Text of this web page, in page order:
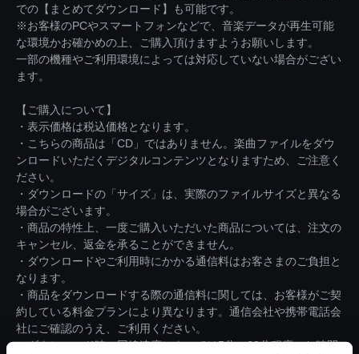
での【まとめてダウンロード】も可能です。
※お客様のPCやスマートフォンなどで、音楽データが再生可能
な環境かお確かめの上、ご購入頂けますようお願いします。
一部の機種やご利用環境によっては対応していない場合がござい
ます。
【ご購入について】
・表示価格は税込価格となります。
・こちらの商品は「CD」ではありません。楽曲ファイルをダウ
ンロードいただくデジタルコンテンツとなりますため、ご注意く
ださい。
・ダウンロードの「サイズ」は、実際のファイルサイズと異なる
場合がございます。
・商品の特性上、一度ご購入いただいた商品については、注文の
キャンセル、返金を承ることができません。
・ダウンロードやご利用時にかかる通信料はお客さまのご負担と
なります。
・商品をダウンロードする際の通信料に関しては、お客様がご契
約している料金プランにより異なります。通信会社や携帯電話会
社にご確認のうえ、ご利用ください。
・ダウンロード時、回線速度によっては5分～60分程度のお時間